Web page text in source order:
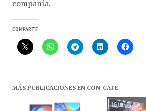
COMPARTE
MÁS PUBLICACIONES EN CON-CAFÉ